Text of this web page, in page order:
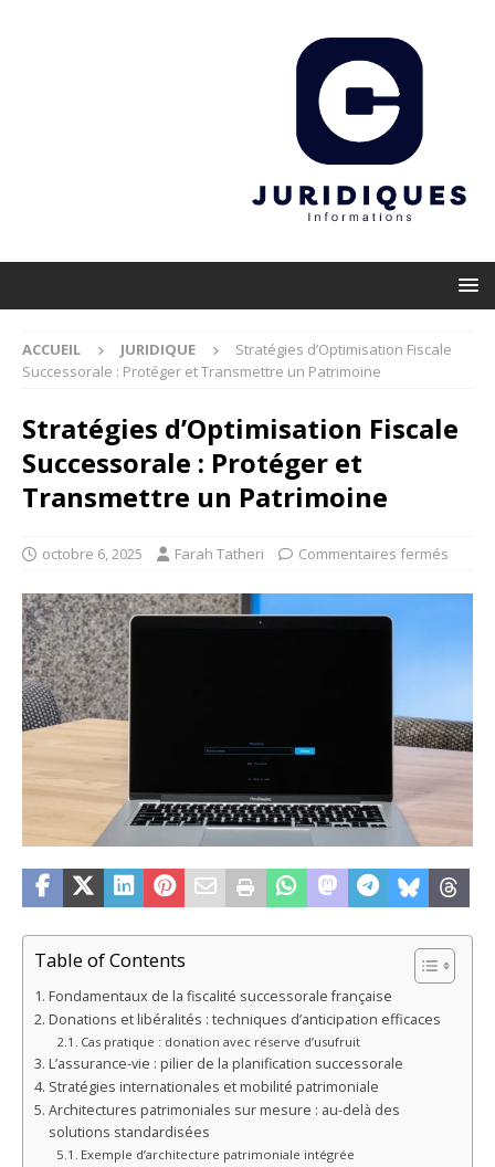
ACCUEIL JURIDIQUE
Stratégies d’Optimisation Fiscale
Successorale : Protéger et Transmettre un Patrimoine
Stratégies d’Optimisation Fiscale
Successorale : Protéger et
Transmettre un Patrimoine
octobre 6, 2025 Farah Tatheri Commentaires fermés
Table of Contents
Fondamentaux de la fiscalité successorale française
Donations et libéralités : techniques d’anticipation efficaces
Cas pratique : donation avec réserve d’usufruit
L’assurance-vie : pilier de la planification successorale
Stratégies internationales et mobilité patrimoniale
Architectures patrimoniales sur mesure : au-delà des
solutions standardisées
Exemple d’architecture patrimoniale intégrée